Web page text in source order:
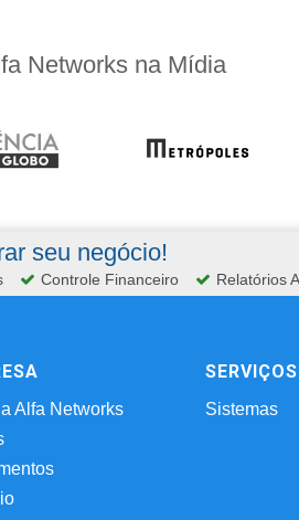
Networks na Mídia
seu negócio!
Controle Financeiro Relatórios
Alfa Networks
SERVIÇOS
Sistemas